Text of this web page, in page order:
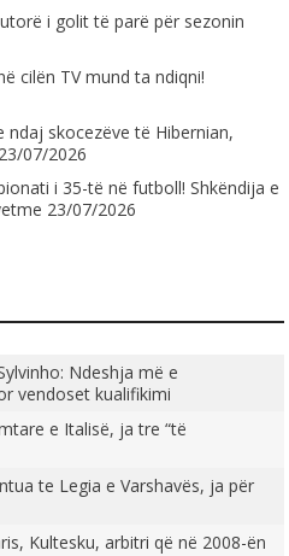
i golit të parë për sezonin
cilën TV mund ta ndiqni!
ndaj skocezëve të Hibernian,
23/07/2026
i 35-të në futboll! Shkëndija e
23/07/2026
Ndeshja më e
vendoset kualifikimi
e Italisë, ja tre “të
te Legia e Varshavës, ja për
Kultesku, arbitri që në 2008-ën